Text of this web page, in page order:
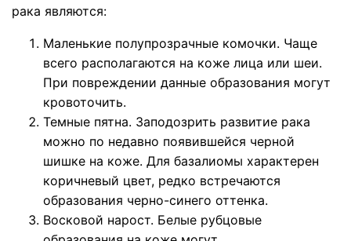
рака являются:
Маленькие полупрозрачные комочки. Чаще
всего располагаются на коже лица или шеи.
При повреждении данные образования могут
кровоточить.
Темные пятна. Заподозрить развитие рака
можно по недавно появившейся черной
шишке на коже. Для базалиомы характерен
коричневый цвет, редко встречаются
образования черно-синего оттенка.
Восковой нарост. Белые рубцовые